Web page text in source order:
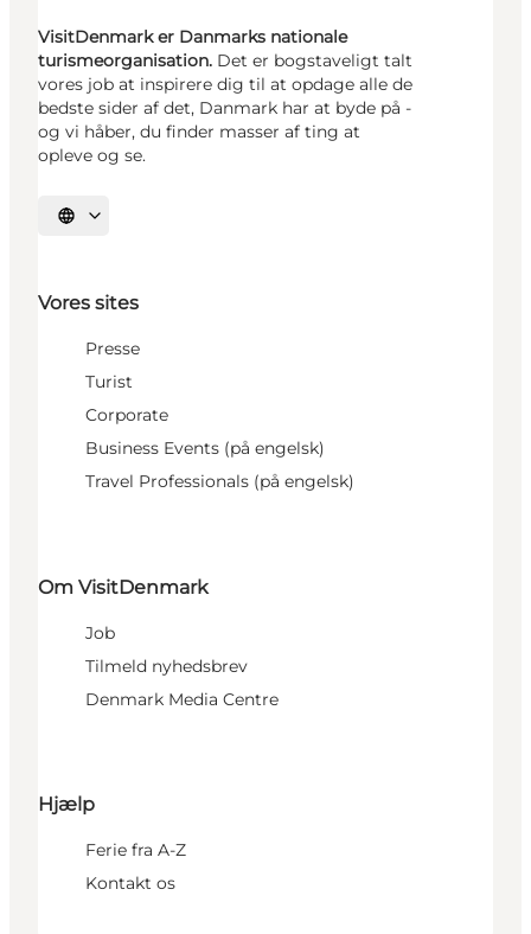
VisitDenmark er Danmarks nationale
turismeorganisation. Det er bogstaveligt talt
vores job at inspirere dig til at opdage alle de
bedste sider af det, Danmark har at byde på -
og vi håber, du finder masser af ting at
opleve og se.
Vælg sprog
Vores sites
Presse
Turist
Corporate
Business Events (på engelsk)
Travel Professionals (på engelsk)
Om VisitDenmark
Job
Tilmeld nyhedsbrev
Denmark Media Centre
Hjælp
Ferie fra A-Z
Kontakt os